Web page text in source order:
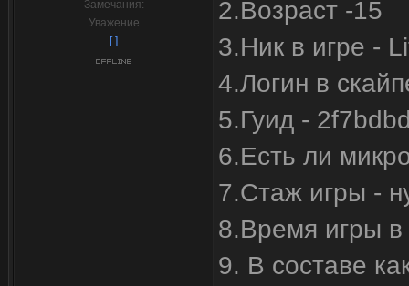
Замечания:
Уважение
[ ]
2.Возраст -15
3.Ник в игре -
4.Логин в
5.Гуид -
6.Есть ли
7.Стаж игры -
8.Время игры в
9. В составе